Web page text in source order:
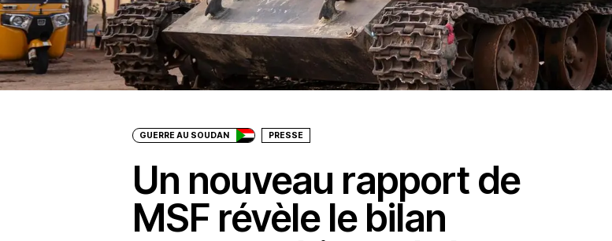
GUERRE AU SOUDAN PRESSE
Un nouveau rapport de
MSF révèle le bilan